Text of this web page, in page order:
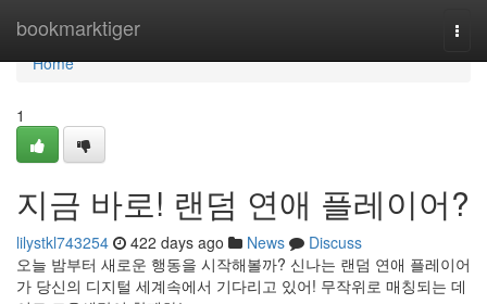
bookmarktiger
Home
Home
1
지금 바로! 랜덤 연애 플레이어?
lilystkl743254 422 days ago News
Discuss
오늘 밤부터 새로운 행동을 시작해볼까? 신나는 랜덤 연애 플레이어
가 당신의 디지털 세계속에서 기다리고 있어! 무작위로 매칭되는 데